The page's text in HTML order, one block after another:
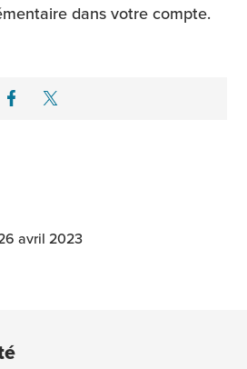
dans votre compte.
Share on LinkedIn
Share on Facebook
avril 2023